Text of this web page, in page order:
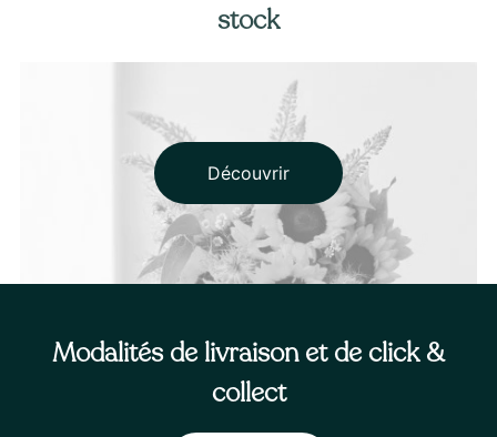
stock
Découvrir
Modalités de livraison et de click &
collect